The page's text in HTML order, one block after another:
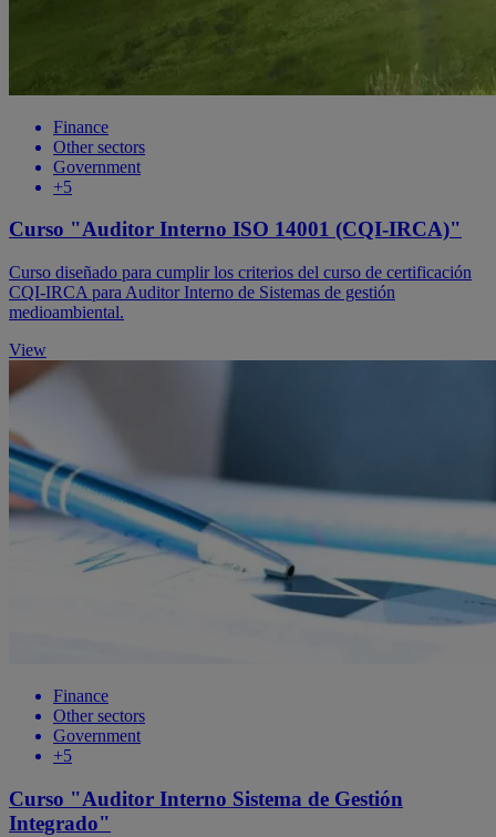
Finance
Other sectors
Government
+5
Curso "Auditor Interno ISO 14001 (CQI-IRCA)"
Curso diseñado para cumplir los criterios del curso de certificación
CQI-IRCA para Auditor Interno de Sistemas de gestión
medioambiental.
View
Finance
Other sectors
Government
+5
Curso "Auditor Interno Sistema de Gestión
Integrado"